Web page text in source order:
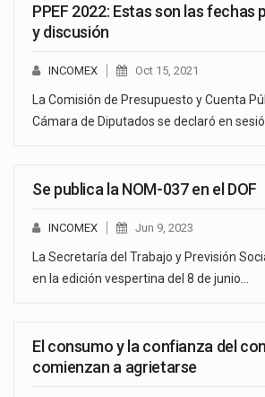
PPEF 2022: Estas son las fechas
y discusión
INCOMEX Oct 15, 2021
La Comisión de Presupuesto y Cuenta
Cámara de Diputados se declaró en
Se publica la NOM-037 en el DOF
INCOMEX Jun 9, 2023
La Secretaría del Trabajo y Previsión
en la edición vespertina del 8 de junio…
El consumo y la confianza del
comienzan a agrietarse